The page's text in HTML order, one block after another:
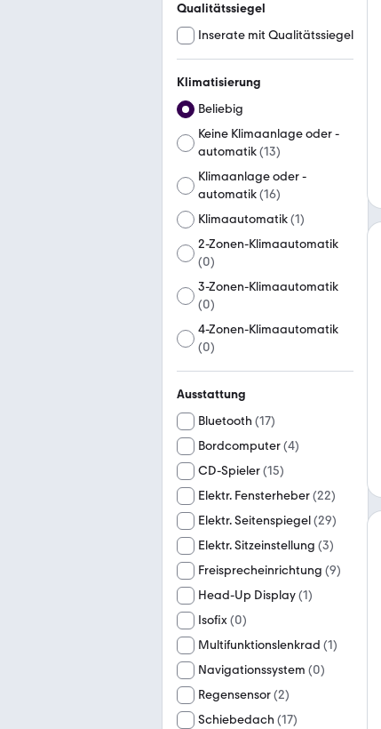
Qualitätssiegel
Inserate mit Qualitätssiegel
Klimatisierung
Beliebig
Keine Klimaanlage oder -
automatik(13)
Klimaanlage oder -
automatik(16)
Klimaautomatik(1)
2-Zonen-Klimaautomatik
(0)
3-Zonen-Klimaautomatik
(0)
4-Zonen-Klimaautomatik
(0)
Ausstattung
Bluetooth (17)
Bordcomputer(4)
CD-Spieler(15)
Elektr. Fensterheber(22)
Elektr. Seitenspiegel(29)
Elektr. Sitzeinstellung (3)
Freisprecheinrichtung (9)
Head-Up Display(1)
Isofix(0)
Multifunktionslenkrad (1)
Navigationssystem (0)
Regensensor(2)
Schiebedach (17)